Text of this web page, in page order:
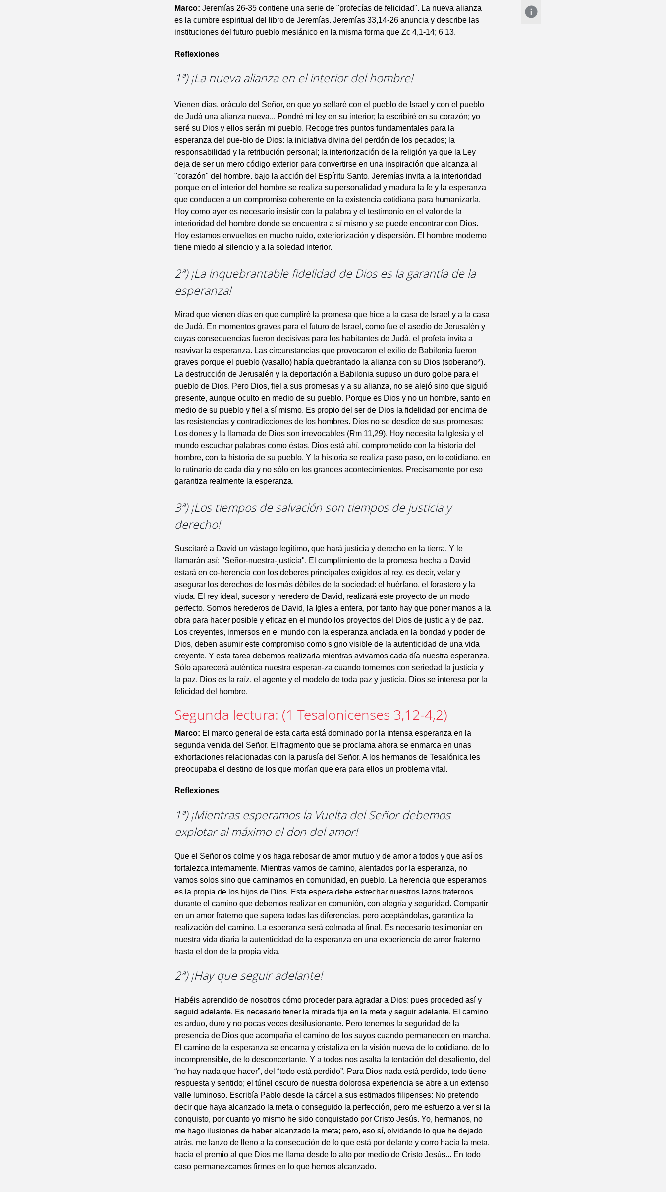
Marco: Jeremías 26-35 contiene una serie de "profecías de felicidad". La nueva alianza
es la cumbre espiritual del libro de Jeremías. Jeremías 33,14-26 anuncia y describe las
instituciones del futuro pueblo mesiánico en la misma forma que Zc 4,1-14; 6,13.
Reflexiones
1ª) ¡La nueva alianza en el interior del hombre!
Vienen días, oráculo del Señor, en que yo sellaré con el pueblo de Israel y con el pueblo
de Judá una alianza nueva... Pondré mi ley en su interior; la escribiré en su corazón; yo
seré su Dios y ellos serán mi pueblo. Recoge tres puntos fundamentales para la
esperanza del pue-blo de Dios: la iniciativa divina del perdón de los pecados; la
responsabilidad y la retribución personal; la interiorización de la religión ya que la Ley
deja de ser un mero código exterior para convertirse en una inspiración que alcanza al
"corazón" del hombre, bajo la acción del Espíritu Santo. Jeremías invita a la interioridad
porque en el interior del hombre se realiza su personalidad y madura la fe y la esperanza
que conducen a un compromiso coherente en la existencia cotidiana para humanizarla.
Hoy como ayer es necesario insistir con la palabra y el testimonio en el valor de la
interioridad del hombre donde se encuentra a sí mismo y se puede encontrar con Dios.
Hoy estamos envueltos en mucho ruido, exteriorización y dispersión. El hombre moderno
tiene miedo al silencio y a la soledad interior.
2ª) ¡La inquebrantable fidelidad de Dios es la garantía de la
esperanza!
Mirad que vienen días en que cumpliré la promesa que hice a la casa de Israel y a la casa
de Judá. En momentos graves para el futuro de Israel, como fue el asedio de Jerusalén y
cuyas consecuencias fueron decisivas para los habitantes de Judá, el profeta invita a
reavivar la esperanza. Las circunstancias que provocaron el exilio de Babilonia fueron
graves porque el pueblo (vasallo) había quebrantado la alianza con su Dios (soberano*).
La destrucción de Jerusalén y la deportación a Babilonia supuso un duro golpe para el
pueblo de Dios. Pero Dios, fiel a sus promesas y a su alianza, no se alejó sino que siguió
presente, aunque oculto en medio de su pueblo. Porque es Dios y no un hombre, santo en
medio de su pueblo y fiel a sí mismo. Es propio del ser de Dios la fidelidad por encima de
las resistencias y contradicciones de los hombres. Dios no se desdice de sus promesas:
Los dones y la llamada de Dios son irrevocables (Rm 11,29). Hoy necesita la Iglesia y el
mundo escuchar palabras como éstas. Dios está ahí, comprometido con la historia del
hombre, con la historia de su pueblo. Y la historia se realiza paso paso, en lo cotidiano, en
lo rutinario de cada día y no sólo en los grandes acontecimientos. Precisamente por eso
garantiza realmente la esperanza.
3ª) ¡Los tiempos de salvación son tiempos de justicia y
derecho!
Suscitaré a David un vástago legítimo, que hará justicia y derecho en la tierra. Y le
llamarán así: "Señor-nuestra-justicia". El cumplimiento de la promesa hecha a David
estará en co-herencia con los deberes principales exigidos al rey, es decir, velar y
asegurar los derechos de los más débiles de la sociedad: el huérfano, el forastero y la
viuda. El rey ideal, sucesor y heredero de David, realizará este proyecto de un modo
perfecto. Somos herederos de David, la Iglesia entera, por tanto hay que poner manos a la
obra para hacer posible y eficaz en el mundo los proyectos del Dios de justicia y de paz.
Los creyentes, inmersos en el mundo con la esperanza anclada en la bondad y poder de
Dios, deben asumir este compromiso como signo visible de la autenticidad de una vida
creyente. Y esta tarea debemos realizarla mientras avivamos cada día nuestra esperanza.
Sólo aparecerá auténtica nuestra esperan-za cuando tomemos con seriedad la justicia y
la paz. Dios es la raíz, el agente y el modelo de toda paz y justicia. Dios se interesa por la
felicidad del hombre.
Segunda lectura: (1 Tesalonicenses 3,12-4,2)
Marco: El marco general de esta carta está dominado por la intensa esperanza en la
segunda venida del Señor. El fragmento que se proclama ahora se enmarca en unas
exhortaciones relacionadas con la parusía del Señor. A los hermanos de Tesalónica les
preocupaba el destino de los que morían que era para ellos un problema vital.
Reflexiones
1ª) ¡Mientras esperamos la Vuelta del Señor debemos
explotar al máximo el don del amor!
Que el Señor os colme y os haga rebosar de amor mutuo y de amor a todos y que así os
fortalezca internamente. Mientras vamos de camino, alentados por la esperanza, no
vamos solos sino que caminamos en comunidad, en pueblo. La herencia que esperamos
es la propia de los hijos de Dios. Esta espera debe estrechar nuestros lazos fraternos
durante el camino que debemos realizar en comunión, con alegría y seguridad. Compartir
en un amor fraterno que supera todas las diferencias, pero aceptándolas, garantiza la
realización del camino. La esperanza será colmada al final. Es necesario testimoniar en
nuestra vida diaria la autenticidad de la esperanza en una experiencia de amor fraterno
hasta el don de la propia vida.
2ª) ¡Hay que seguir adelante!
Habéis aprendido de nosotros cómo proceder para agradar a Dios: pues proceded así y
seguid adelante. Es necesario tener la mirada fija en la meta y seguir adelante. El camino
es arduo, duro y no pocas veces desilusionante. Pero tenemos la seguridad de la
presencia de Dios que acompaña el camino de los suyos cuando permanecen en marcha.
El camino de la esperanza se encarna y cristaliza en la visión nueva de lo cotidiano, de lo
incomprensible, de lo desconcertante. Y a todos nos asalta la tentación del desaliento, del
“no hay nada que hacer”, del “todo está perdido”. Para Dios nada está perdido, todo tiene
respuesta y sentido; el túnel oscuro de nuestra dolorosa experiencia se abre a un extenso
valle luminoso. Escribía Pablo desde la cárcel a sus estimados filipenses: No pretendo
decir que haya alcanzado la meta o conseguido la perfección, pero me esfuerzo a ver si la
conquisto, por cuanto yo mismo he sido conquistado por Cristo Jesús. Yo, hermanos, no
me hago ilusiones de haber alcanzado la meta; pero, eso sí, olvidando lo que he dejado
atrás, me lanzo de lleno a la consecución de lo que está por delante y corro hacia la meta,
hacia el premio al que Dios me llama desde lo alto por medio de Cristo Jesús... En todo
caso permanezcamos firmes en lo que hemos alcanzado.